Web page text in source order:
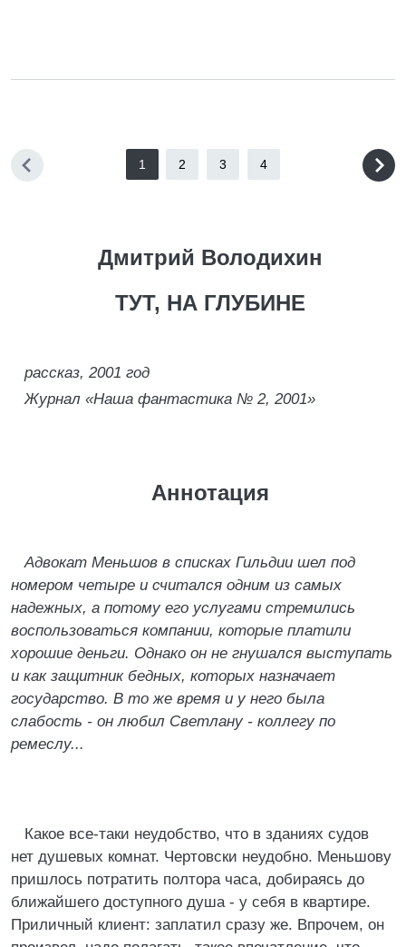
1 2 3 4
Дмитрий Володихин
ТУТ, НА ГЛУБИНЕ
рассказ, 2001 год
Журнал «Наша фантастика № 2, 2001»
Аннотация
Адвокат Меньшов в списках Гильдии шел под
номером четыре и считался одним из самых
надежных, а потому его услугами стремились
воспользоваться компании, которые платили
хорошие деньги. Однако он не гнушался выступать
и как защитник бедных, которых назначает
государство. В то же время и у него была
слабость - он любил Светлану - коллегу по
ремеслу...
Какое все-таки неудобство, что в зданиях судов
нет душевых комнат. Чертовски неудобно. Меньшову
пришлось потратить полтора часа, добираясь до
ближайшего доступного душа - у себя в квартире.
Приличный клиент: заплатил сразу же. Впрочем, он